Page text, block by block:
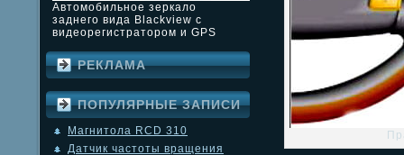
Автомобильное зеркало
заднего вида Blackview с
видеорегистратором и GPS
РЕКЛАМА
ПОПУЛЯРНЫЕ ЗАПИСИ
Магнитола RCD 310
Датчик частоты вращения